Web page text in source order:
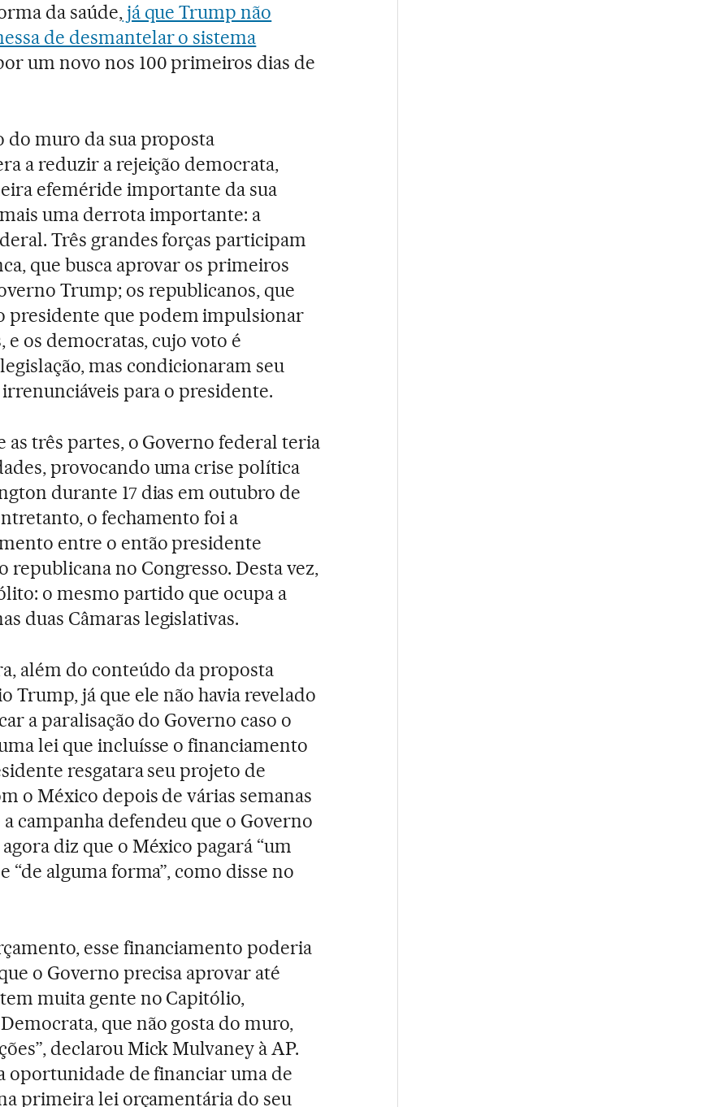
da saúde,já que Trump não
de desmantelar o sistema
um novo nos 100 primeiros dias de
muro da sua proposta
a reduzir a rejeição democrata,
efeméride importante da sua
uma derrota importante: a
Três grandes forças participam
que busca aprovar os primeiros
Trump; os republicanos, que
presidente que podem impulsionar
e os democratas, cujo voto é
mas condicionaram seu
para o presidente.
as três partes, o Governo federal teria
provocando uma crise política
durante 17 dias em outubro de
o fechamento foi a
entre o então presidente
republicana no Congresso. Desta vez,
o mesmo partido que ocupa a
duas Câmaras legislativas.
além do conteúdo da proposta
Trump, já que ele não havia revelado
a paralisação do Governo caso o
lei que incluísse o financiamento
resgatara seu projeto de
o México depois de várias semanas
campanha defendeu que o Governo
diz que o México pagará “um
“de alguma forma”, como disse no
esse financiamento poderia
o Governo precisa aprovar até
muita gente no Capitólio,
que não gosta do muro,
declarou Mick Mulvaney à AP.
oportunidade de financiar uma de
primeira lei orçamentária do seu